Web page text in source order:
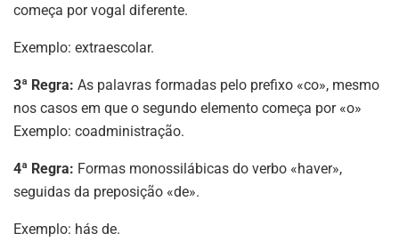
começa por vogal diferente.
Exemplo: extraescolar.
3ª Regra: As palavras formadas pelo prefixo «co», mesmo
nos casos em que o segundo elemento começa por «o»
Exemplo: coadministração.
4ª Regra: Formas monossilábicas do verbo «haver»,
seguidas da preposição «de».
Exemplo: hás de.